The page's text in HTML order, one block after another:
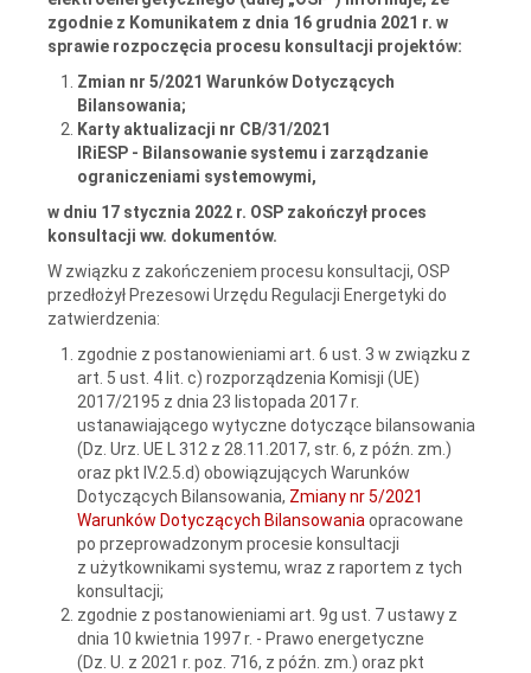
zgodnie z Komunikatem z dnia 16 grudnia 2021 r. w
sprawie rozpoczęcia procesu konsultacji projektów:
Zmian nr 5/2021 Warunków Dotyczących
Bilansowania;
Karty aktualizacji nr CB/31/2021
IRiESP - Bilansowanie systemu i zarządzanie
ograniczeniami systemowymi,
w dniu 17 stycznia 2022 r. OSP zakończył proces
konsultacji ww. dokumentów.
W związku z zakończeniem procesu konsultacji, OSP
przedłożył Prezesowi Urzędu Regulacji Energetyki do
zatwierdzenia:
zgodnie z postanowieniami art. 6 ust. 3 w związku z
art. 5 ust. 4 lit. c) rozporządzenia Komisji (UE)
2017/2195 z dnia 23 listopada 2017 r.
ustanawiającego wytyczne dotyczące bilansowania
(Dz. Urz. UE L 312 z 28.11.2017, str. 6, z późn. zm.)
oraz pkt IV.2.5.d) obowiązujących Warunków
Dotyczących Bilansowania, Zmiany nr 5/2021
Warunków Dotyczących Bilansowania opracowane
po przeprowadzonym procesie konsultacji
z użytkownikami systemu, wraz z raportem z tych
konsultacji;
zgodnie z postanowieniami art. 9g ust. 7 ustawy z
dnia 10 kwietnia 1997 r. - Prawo energetyczne
(Dz. U. z 2021 r. poz. 716, z późn. zm.) oraz pkt